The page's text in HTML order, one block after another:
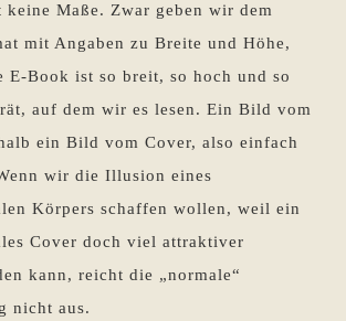
Maße. Zwar geben wir dem
mit Angaben zu Breite und Höhe,
E-Book ist so breit, so hoch und so
auf dem wir es lesen. Ein Bild vom
ein Bild vom Cover, also einfach
wir die Illusion eines
Körpers schaffen wollen, weil ein
Cover doch viel attraktiver
kann, reicht die „normale“
nicht aus.